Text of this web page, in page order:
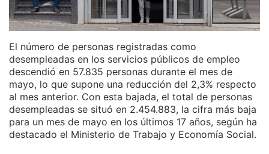
El número de personas registradas como
desempleadas en los servicios públicos de empleo
descendió en 57.835 personas durante el mes de
mayo, lo que supone una reducción del 2,3% respecto
al mes anterior. Con esta bajada, el total de personas
desempleadas se situó en 2.454.883, la cifra más baja
para un mes de mayo en los últimos 17 años, según ha
destacado el Ministerio de Trabajo y Economía Social.